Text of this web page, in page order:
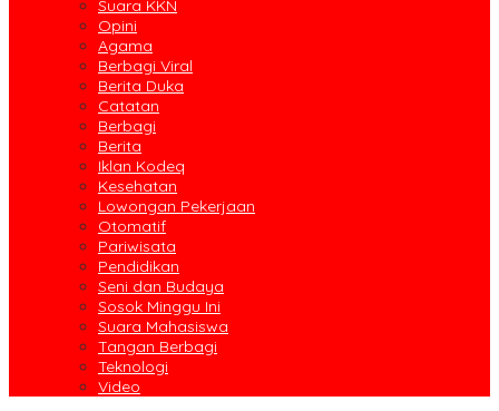
Suara KKN
Opini
Agama
Berbagi Viral
Berita Duka
Catatan
Berbagi
Berita
Iklan Kodeq
Kesehatan
Lowongan Pekerjaan
Otomatif
Pariwisata
Pendidikan
Seni dan Budaya
Sosok Minggu Ini
Suara Mahasiswa
Tangan Berbagi
Teknologi
Video